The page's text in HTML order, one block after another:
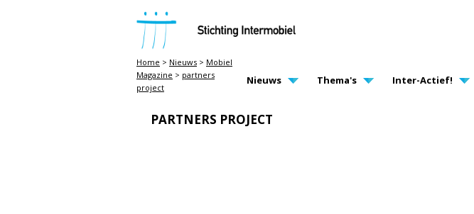
STICHTING INTERMOBIEL
MAIN PAGE NAVIGATION
Nieuws Thema's Inter-Actief!
Home > Nieuws > Mobiel
Magazine > partners
project
PARTNERS PROJECT